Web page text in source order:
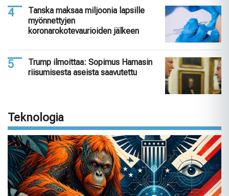
Tanska maksaa miljoonia lapsille
myönnettyjen
koronarokotevaurioiden jälkeen
Trump ilmoittaa: Sopimus Hamasin
riisumisesta aseista saavutettu
Teknologia